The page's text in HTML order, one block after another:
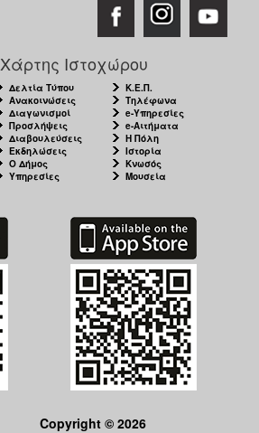
Χάρτης Ιστοχώρου
Δελτία Τύπου
Ανακοινώσεις
Διαγωνισμοί
Προσλήψεις
Διαβουλεύσεις
Εκδηλώσεις
Ο Δήμος
Υπηρεσίες
Κ.Ε.Π.
Τηλέφωνα
e-Υπηρεσίες
e-Αιτήματα
Η Πόλη
Ιστορία
Κνωσός
Μουσεία
Copyright © 2026